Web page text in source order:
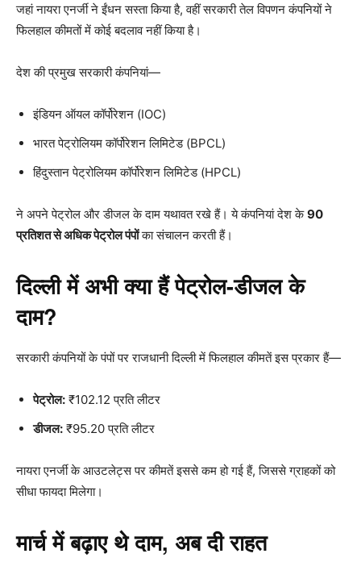
जहां नायरा एनर्जी ने ईंधन सस्ता किया है, वहीं सरकारी तेल विपणन कंपनियों ने
फिलहाल कीमतों में कोई बदलाव नहीं किया है।
देश की प्रमुख सरकारी कंपनियां—
इंडियन ऑयल कॉर्पोरेशन (IOC)
भारत पेट्रोलियम कॉर्पोरेशन लिमिटेड (BPCL)
हिंदुस्तान पेट्रोलियम कॉर्पोरेशन लिमिटेड (HPCL)
ने अपने पेट्रोल और डीजल के दाम यथावत रखे हैं। ये कंपनियां देश के90
प्रतिशत से अधिक पेट्रोल पंपोंका संचालन करती हैं।
दिल्ली में अभी क्या हैं पेट्रोल-डीजल के
दाम?
सरकारी कंपनियों के पंपों पर राजधानी दिल्ली में फिलहाल कीमतें इस प्रकार हैं—
पेट्रोल: ₹102.12 प्रति लीटर
डीजल: ₹95.20 प्रति लीटर
नायरा एनर्जी के आउटलेट्स पर कीमतें इससे कम हो गई हैं, जिससे ग्राहकों को
सीधा फायदा मिलेगा।
मार्च में बढ़ाए थे दाम, अब दी राहत